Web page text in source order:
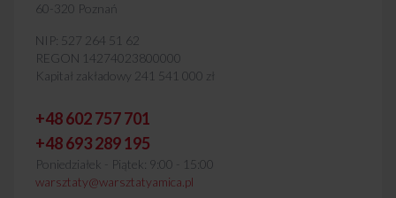
60-320 Poznań
NIP: 527 264 51 62
REGON 14274023800000
Kapitał zakładowy 241 541 000 zł
+48 602 757 701
+48 693 289 195
Poniedziałek - Piątek: 9:00 - 15:00
warsztaty@warsztatyamica.pl